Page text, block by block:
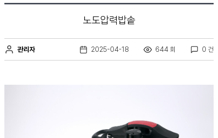
노도압력밥솥
관리자 2025-04-18 644 회 0 건